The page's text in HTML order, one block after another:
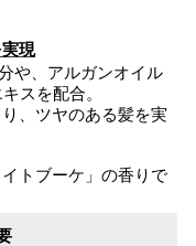
現
や、アルガンオイル
スを配合。
、ツヤのある髪を実
トブーケ」の香りで